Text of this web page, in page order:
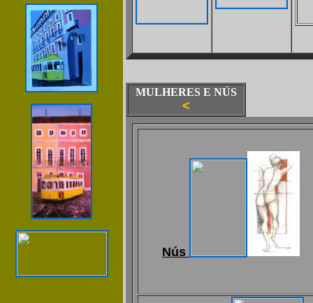
MULHERES E NÚS
<
Nús